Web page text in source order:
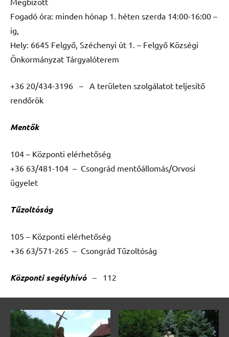
Fogadó óra: minden hónap 1. héten szerda 14:00-16:00 –
ig,
Hely: 6645 Felgyő, Széchenyi út 1. – Felgyő Községi
Önkormányzat Tárgyalóterem
+36 20/434-3196 – A területen szolgálatot teljesítő
rendőrök
Mentők
104 – Központi elérhetőség
+36 63/481-104 – Csongrád mentőállomás/Orvosi
ügyelet
Tűzoltóság
105 – Központi elérhetőség
+36 63/571-265 – Csongrád Tűzoltóság
Központi segélyhívó – 112